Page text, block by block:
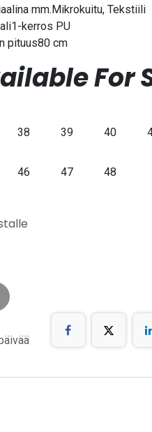
mm.Mikrokuitu, Tekstiili
kerros PU
pituus80 cm
For
38 39 40
46 47 48